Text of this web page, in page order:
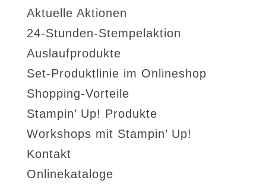
Aktuelle Aktionen
24-Stunden-Stempelaktion
Auslaufprodukte
Set-Produktlinie im Onlineshop
Shopping-Vorteile
Stampin’ Up! Produkte
Workshops mit Stampin’ Up!
Kontakt
Onlinekataloge